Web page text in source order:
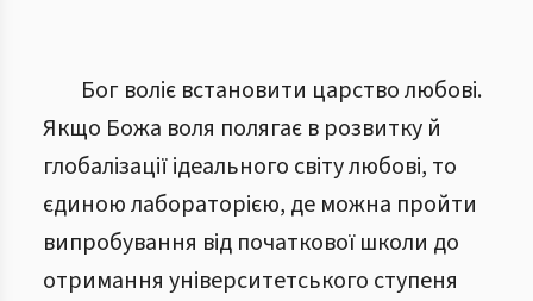
Бог воліє встановити царство любові.
Якщо Божа воля полягає в розвитку й
глобалізації ідеального світу любові, то
єдиною лабораторією, де можна пройти
випробування від початкової школи до
отримання університетського ступеня